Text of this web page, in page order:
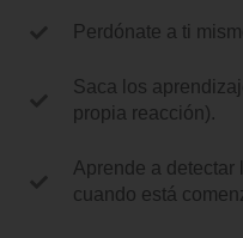
Perdónate a ti
Saca los
propia reacción).
Aprende a detectar
cuando está